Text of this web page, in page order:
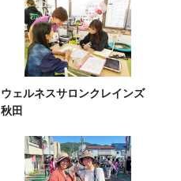
ウェルネスサロンクレインズ
秋田